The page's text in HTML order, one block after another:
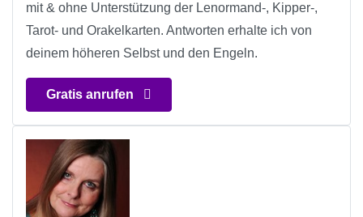
mit & ohne Unterstützung der Lenormand-, Kipper-,
Tarot- und Orakelkarten. Antworten erhalte ich von
deinem höheren Selbst und den Engeln.
Gratis anrufen